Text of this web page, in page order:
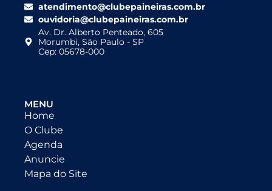
atendimento@clubepaineiras.com.br
ouvidoria@clubepaineiras.com.br
Av. Dr. Alberto Penteado, 605
Morumbi, São Paulo - SP
Cep: 05678-000
MENU
Home
O Clube
Agenda
Anuncie
Mapa do Site